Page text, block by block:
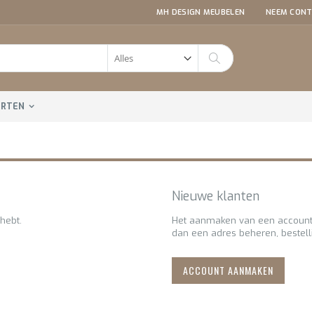
MH DESIGN MEUBELEN NEEM
Nieuwe klanten
Het aanmaken van een
dan een adres beheren,
ACCOUNT AANMAKEN